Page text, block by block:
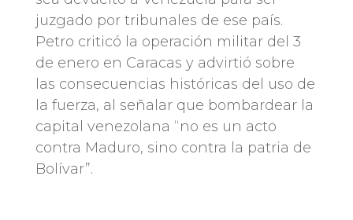
juzgado por tribunales de ese país.
Petro criticó la operación militar del 3
de enero en Caracas y advirtió sobre
las consecuencias históricas del uso de
la fuerza, al señalar que bombardear la
capital venezolana “no es un acto
contra Maduro, sino contra la patria de
Bolívar”.